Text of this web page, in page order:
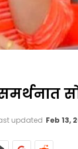
updated Feb 13,